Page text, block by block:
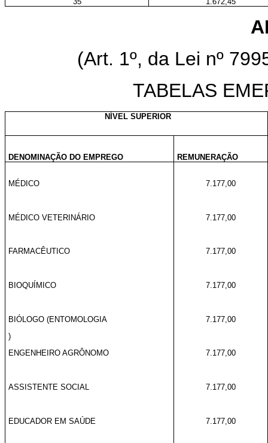
(Art. 1º, da Lei nº
TABELAS
NÍVEL SUPERIOR
DENOMINAÇÃO DO EMPREGO REMUNERAÇÃO
MÉDICO
MÉDICO VETERINÁRIO
FARMACÊUTICO
BIOQUÍMICO
BIÓLOGO (ENTOMOLOGIA
)
ENGENHEIRO AGRÔNOMO
ASSISTENTE SOCIAL
EDUCADOR EM SAÚDE
7.177,00
7.177,00
7.177,00
7.177,00
7.177,00
7.177,00
7.177,00
7.177,00